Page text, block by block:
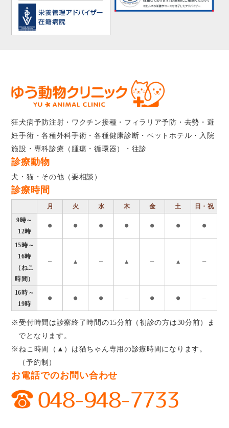
狂犬病予防注射・ワクチン接種・フィラリア予防・去勢・避
妊手術・各種外科手術・各種健康診断・ペットホテル・入院
施設・専科診療（腫瘍・循環器）・往診
診療動物
犬・猫・その他（要相談）
診療時間
月 火 水 木 金 土
日・祝
9時～
12時
● ● ● ● ● ● ●
15時～
16時
（ねこ
時間）
― ▲ ― ▲ ― ▲ ―
16時～
19時
● ● ● ― ● ● ―
※受付時間は診察終了時間の15分前（初診の方は30分前）ま
でとなります。
※ねこ時間（▲）は猫ちゃん専用の診療時間になります。
（予約制）
お電話でのお問い合わせ